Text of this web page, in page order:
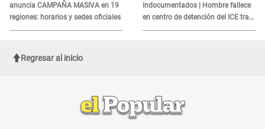
anuncia CAMPAÑA MASIVA en 19
regiones: horarios y sedes oficiales
indocumentados | Hombre fallece
en centro de detención del ICE tras
sufrir una "emergencia médica"
Regresar al inicio